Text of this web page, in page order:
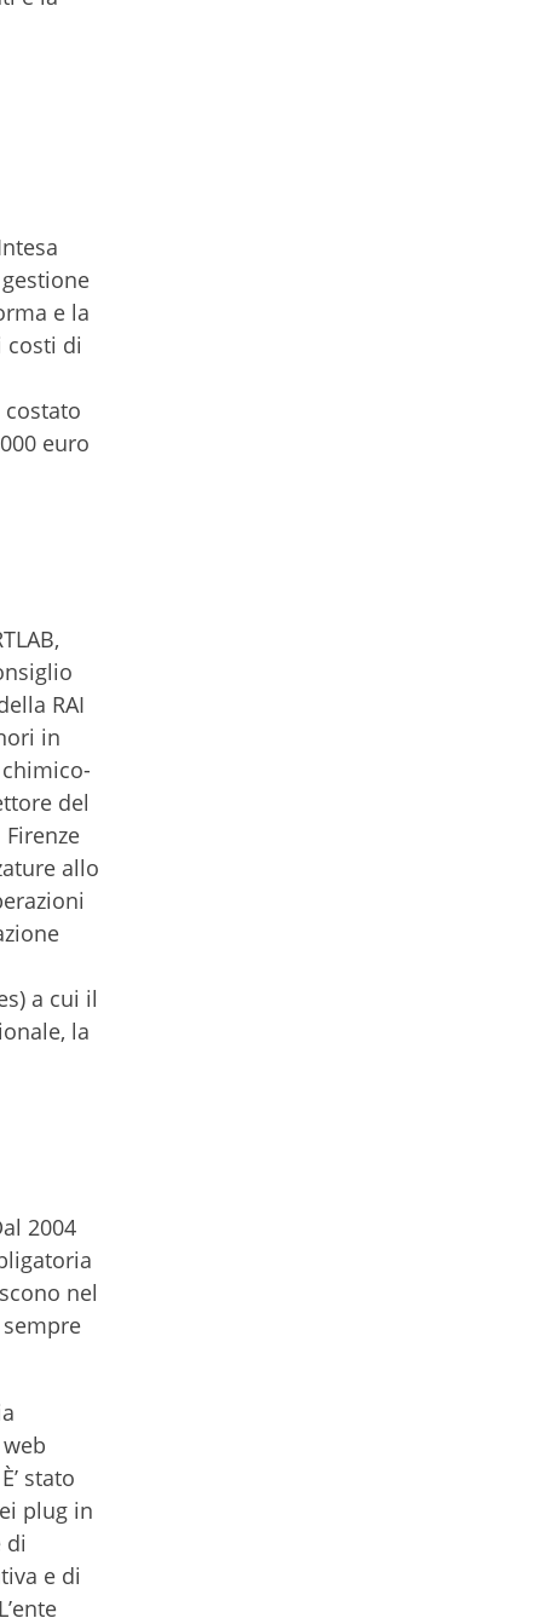
e la
costi di
euro
RAI
in
del
allo
a cui il
la
2004
nel
stato
plug in
di
e di